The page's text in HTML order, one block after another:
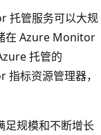
托管服务可以大规
在 Azure Monitor
托管的
标资源管理器，
规模和不断增长